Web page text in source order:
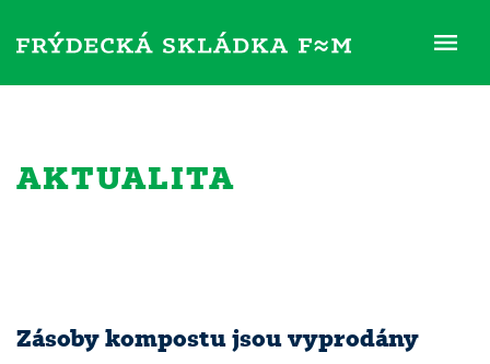
ME
AKTUALITA
Zásoby kompostu jsou vyprodány